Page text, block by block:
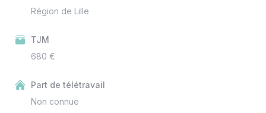
Région de Lille
TJM
680 €
Part de télétravail
Non connue